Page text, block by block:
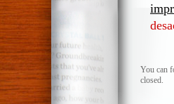
You can
closed.